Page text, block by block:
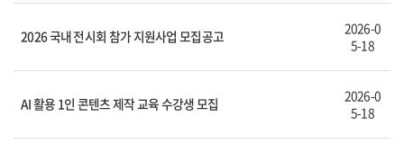
2026 국내 전시회 참가 지원사업 모집공고
2026-0
5-18
AI 활용 1인 콘텐츠 제작 교육 수강생 모집
2026-0
5-18